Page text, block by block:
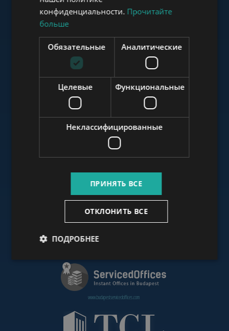
www.budapestoffices.net
www.budapestpropertysellers.com
www.budapestservicedoffices.com
конфиденциальности. Прочитайте
больше
Обязательные Аналитические
Целевые Функциональные
Неклассифицированные
ПРИНЯТЬ ВСЕ
ОТКЛОНИТЬ ВСЕ
ПОДРОБНЕЕ